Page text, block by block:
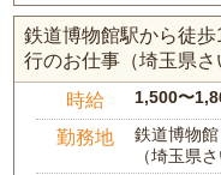
鉄道博物館駅から徒
行のお仕事（埼玉県さ
時給 1,500〜
勤務地
鉄道博物
（埼玉県